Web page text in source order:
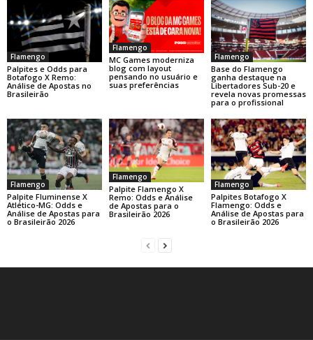
Flamengo
Palpites e Odds para
Botafogo X Remo:
Análise de Apostas no
Brasileirão
Flamengo
MC Games moderniza
blog com layout
pensando no usuário e
suas preferências
Flamengo
Base do Flamengo
ganha destaque na
Libertadores Sub-20 e
revela novas promessas
para o profissional
Flamengo
Palpite Fluminense X
Atlético-MG: Odds e
Análise de Apostas para
o Brasileirão 2026
Flamengo
Palpite Flamengo X
Remo: Odds e Análise
de Apostas para o
Brasileirão 2026
Flamengo
Palpites Botafogo X
Flamengo: Odds e
Análise de Apostas para
o Brasileirão 2026